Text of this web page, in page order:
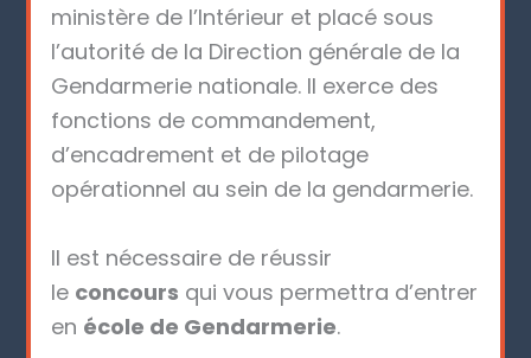
ministère de l’Intérieur et placé sous
l’autorité de la Direction générale de la
Gendarmerie nationale. Il exerce des
fonctions de commandement,
d’encadrement et de pilotage
opérationnel au sein de la gendarmerie.
Il est nécessaire de réussir
le concours qui vous permettra d’entrer
en école de Gendarmerie.